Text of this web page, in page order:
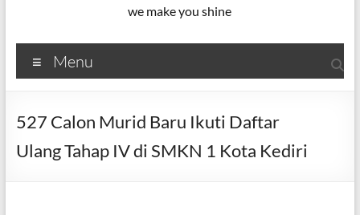
we make you shine
Menu
527 Calon Murid Baru Ikuti Daftar
Ulang Tahap IV di SMKN 1 Kota Kediri